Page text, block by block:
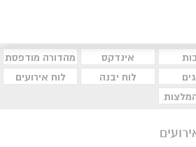
אינדקס
מהדורה מודפסת
לוח יבנה
לוח אירועים